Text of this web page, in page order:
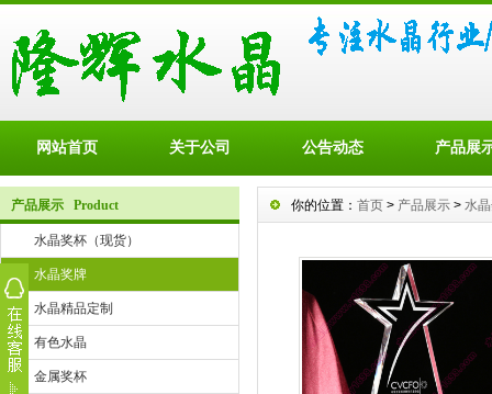
网站首页 关于公司 公告动态 产品展
产品展示 Product
水晶奖杯（现货）
水晶奖牌
水晶精品定制
有色水晶
金属奖杯
你的位置： 首页 > 产品展示 > 水